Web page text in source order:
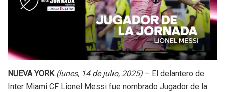
NUEVA YORK (lunes, 14 de julio, 2025) – El delantero de
Inter Miami CF Lionel Messi fue nombrado Jugador de la